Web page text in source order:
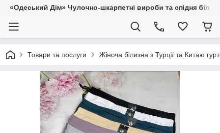
«Одеський Дім» Чулочно-шкарпетні вироби та спідня
Товари та послуги Жіноча білизна з Турції та Китаю